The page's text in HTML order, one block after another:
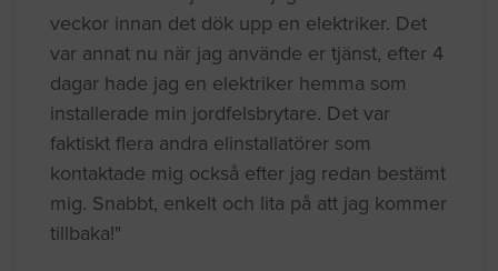
veckor innan det dök upp en elektriker. Det
var annat nu när jag använde er tjänst, efter 4
dagar hade jag en elektriker hemma som
installerade min jordfelsbrytare. Det var
faktiskt flera andra elinstallatörer som
kontaktade mig också efter jag redan bestämt
mig. Snabbt, enkelt och lita på att jag kommer
tillbaka!"